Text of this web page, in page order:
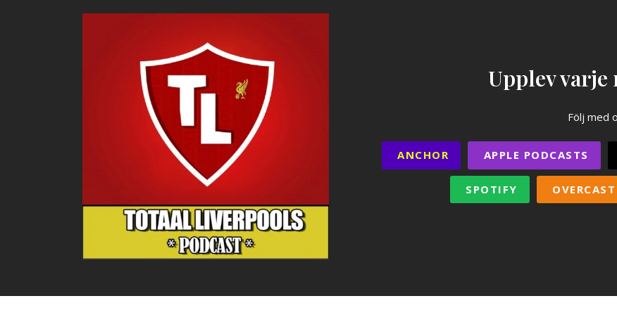
Upplev
Följ med
ANCHOR APPLE PODCASTS
SPOTIFY OVERCAST